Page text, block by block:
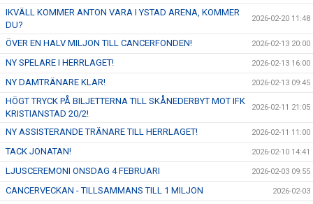
IKVÄLL KOMMER ANTON VARA I YSTAD ARENA, KOMMER
DU?
2026-02-20 11:48
ÖVER EN HALV MILJON TILL CANCERFONDEN! 2026-02-13 20:00
NY SPELARE I HERRLAGET! 2026-02-13 16:00
NY DAMTRÄNARE KLAR! 2026-02-13 09:45
HÖGT TRYCK PÅ BILJETTERNA TILL SKÅNEDERBYT MOT IFK
KRISTIANSTAD 20/2!
2026-02-11 21:05
NY ASSISTERANDE TRÄNARE TILL HERRLAGET! 2026-02-11 11:00
TACK JONATAN! 2026-02-10 14:41
LJUSCEREMONI ONSDAG 4 FEBRUARI 2026-02-03 09:55
CANCERVECKAN - TILLSAMMANS TILL 1 MILJON 2026-02-03